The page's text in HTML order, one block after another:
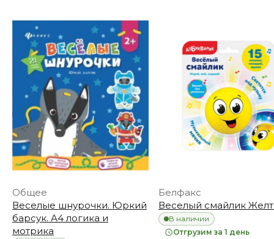
Общее
Веселые шнурочки. Юркий
барсук. А4 логика и
мотрика
Белфакс
Веселый смайлик
В наличии
Отгрузим за 1 день